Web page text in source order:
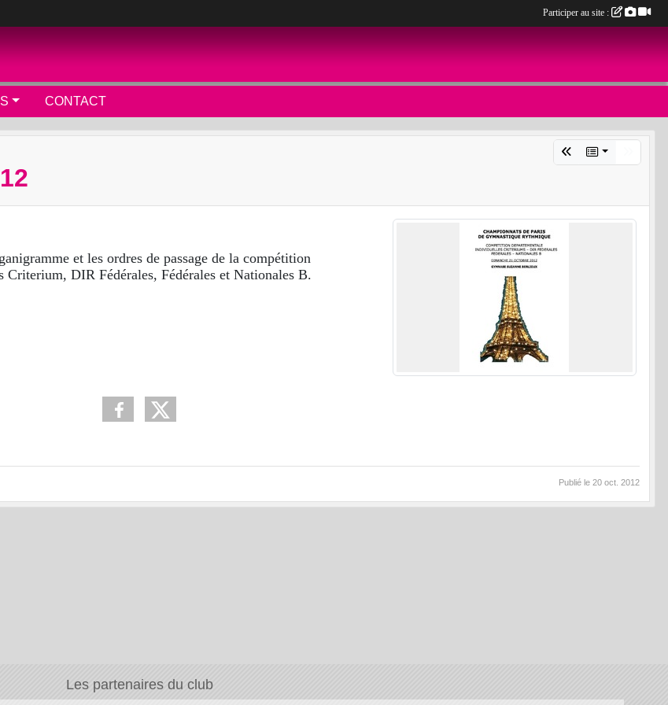
CONTACT
et les ordres de passage de la compétition
DIR Fédérales, Fédérales et Nationales B.
Publié le 20 oct. 2012
Les partenaires du club
Participer au site :